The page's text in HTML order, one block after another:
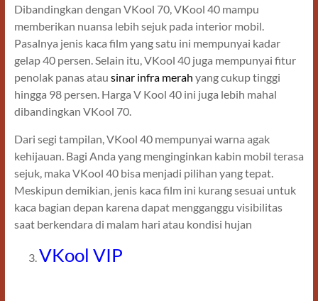
Dibandingkan dengan VKool 70, VKool 40 mampu
memberikan nuansa lebih sejuk pada interior mobil.
Pasalnya jenis kaca film yang satu ini mempunyai kadar
gelap 40 persen. Selain itu, VKool 40 juga mempunyai fitur
penolak panas atau sinar infra merah yang cukup tinggi
hingga 98 persen. Harga V Kool 40 ini juga lebih mahal
dibandingkan VKool 70.
Dari segi tampilan, VKool 40 mempunyai warna agak
kehijauan. Bagi Anda yang menginginkan kabin mobil terasa
sejuk, maka VKool 40 bisa menjadi pilihan yang tepat.
Meskipun demikian, jenis kaca film ini kurang sesuai untuk
kaca bagian depan karena dapat mengganggu visibilitas
saat berkendara di malam hari atau kondisi hujan
VKool VIP